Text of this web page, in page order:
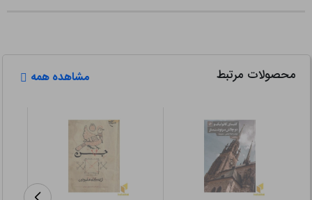
محصولات مرتبط مشاهده همه